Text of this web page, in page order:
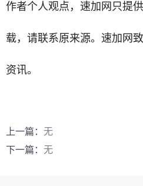
作者个人观点， 速加网 只提
载，请联系原来源。速加网
资讯。
上一篇： 无
下一篇： 无